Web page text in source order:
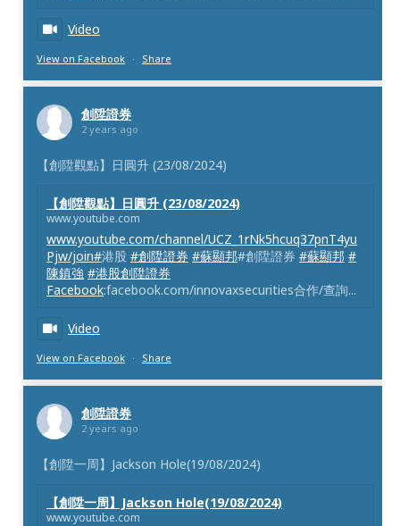
Video
View on Facebook · Share
創陞證券
2 years ago
【創陞觀點】日圓升 (23/08/2024)
【創陞觀點】日圓升 (23/08/2024)
www.youtube.com
www.youtube.com/channel/UCZ_1rNk5hcuq37pnT4yu
Pjw/join#港股#創陞證券 #蘇顯邦#創陞證券#蘇顯邦 #
陳鎮強 #港股創陞證券
Facebook:facebook.com/innovaxsecurities合作/查詢...
Video
View on Facebook · Share
創陞證券
2 years ago
【創陞一周】Jackson Hole(19/08/2024)
【創陞一周】Jackson Hole(19/08/2024)
www.youtube.com